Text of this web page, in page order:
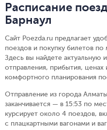
Расписание
Барнаул
Сайт Poezda.ru предлагает
поездов и покупку билетов
Здесь вы найдете
отправления, прибытия, ценах
комфортного планирования
Отправление из города
заканчивается — в 15:53 по
курсирует около 4 поездов,
с плацкартными вагонами и